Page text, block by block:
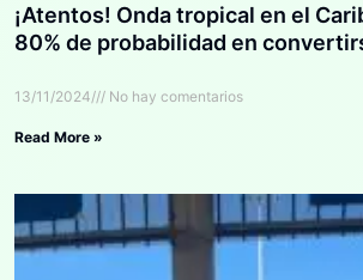
¡Atentos! Onda tropical en el
80% de probabilidad en
13/11/2024 No hay comentarios
Read More »